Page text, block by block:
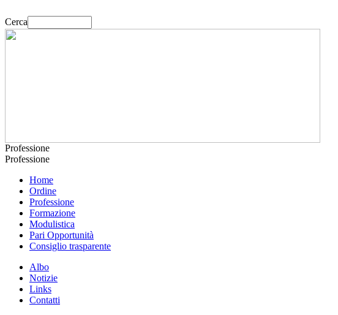
Cerca
Professione
Professione
Home
Ordine
Professione
Formazione
Modulistica
Pari Opportunità
Consiglio trasparente
Albo
Notizie
Links
Contatti